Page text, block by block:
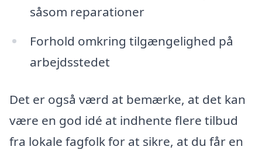
såsom reparationer
Forhold omkring tilgængelighed på
arbejdsstedet
Det er også værd at bemærke, at det kan
være en god idé at indhente flere tilbud
fra lokale fagfolk for at sikre, at du får en